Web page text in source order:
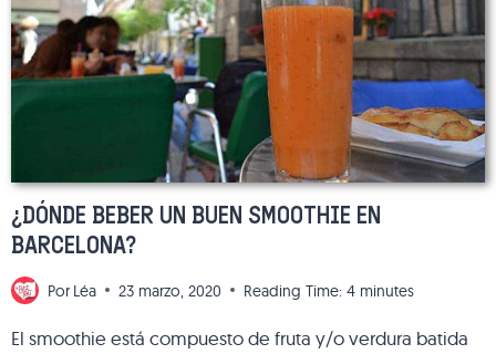
0
A
99
AÑOS
¿DÓNDE BEBER UN BUEN SMOOTHIE EN
BARCELONA?
Por Léa 23 marzo, 2020 Reading Time: 4 minutes
El smoothie está compuesto de fruta y/o verdura batida